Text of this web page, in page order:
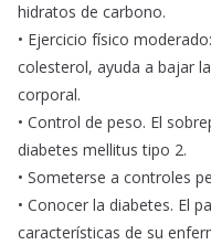
hidratos de carbono.
• Ejercicio físico
colesterol, ayuda a bajar
corporal.
• Control de peso. El
diabetes mellitus tipo 2.
• Someterse a controles
• Conocer la diabetes. El
características de su